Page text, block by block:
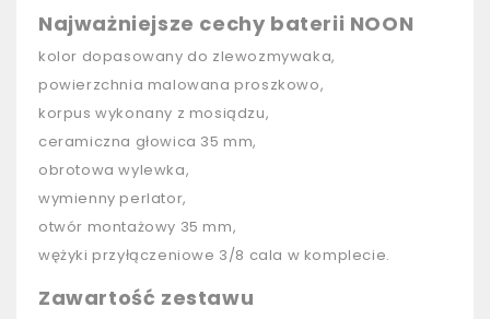
Najważniejsze cechy baterii NOON
kolor dopasowany do zlewozmywaka,
powierzchnia malowana proszkowo,
korpus wykonany z mosiądzu,
ceramiczna głowica 35 mm,
obrotowa wylewka,
wymienny perlator,
otwór montażowy 35 mm,
wężyki przyłączeniowe 3/8 cala w komplecie.
Zawartość zestawu